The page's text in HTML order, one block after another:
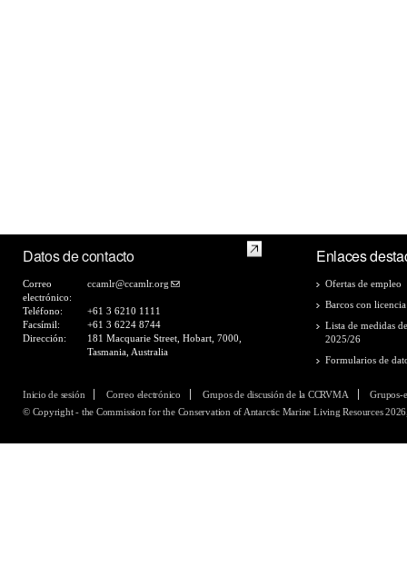
Datos de contacto
Correo
electrónico:
ccamlr@ccamlr.org
Teléfono:
+61 3 6210 1111
Facsímil:
+61 3 6224 8744
Dirección:
181 Macquarie Street, Hobart, 7000,
Tasmania, Australia
Enlaces
Ofertas de empleo
Barcos con
Lista de medidas
2025/26
Formularios de
Inicio de sesión Correo electrónico Grupos de discusión de la CCRVMA
Grupos-
© Copyright - the Commission for the Conservation of Antarctic Marine Living Resources